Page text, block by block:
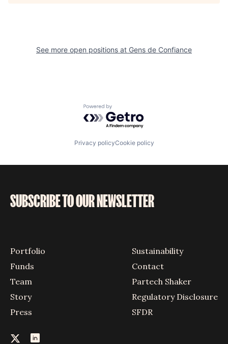
See more open positions at Gens de Confiance
Powered by Getro.com
Privacy policyCookie policy
SUBSCRIBE TO OUR NEWSLETTER
Portfolio
Funds
Team
Story
Press
Sustainability
Contact
Partech Shaker
Regulatory Disclosure
SFDR